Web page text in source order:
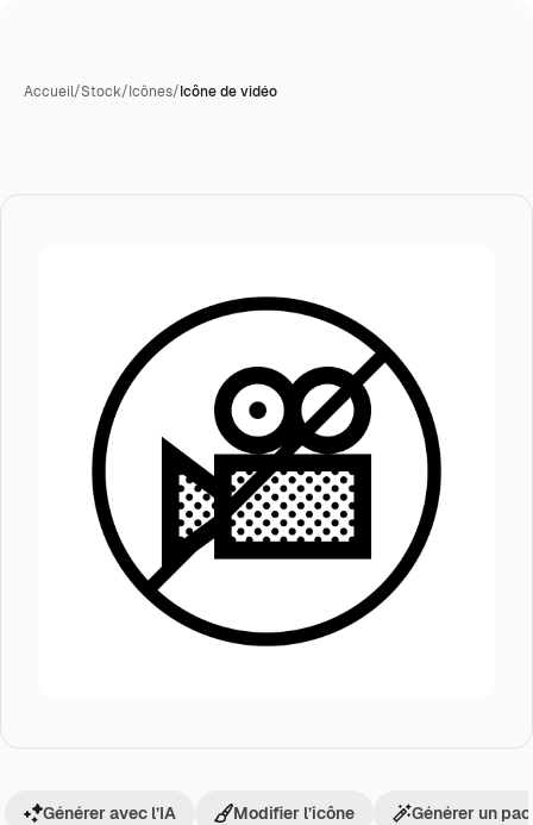
Accueil/Stock/Icônes/Icône de vidéo
Générer avec l’IA Modifier l’icône Générer un